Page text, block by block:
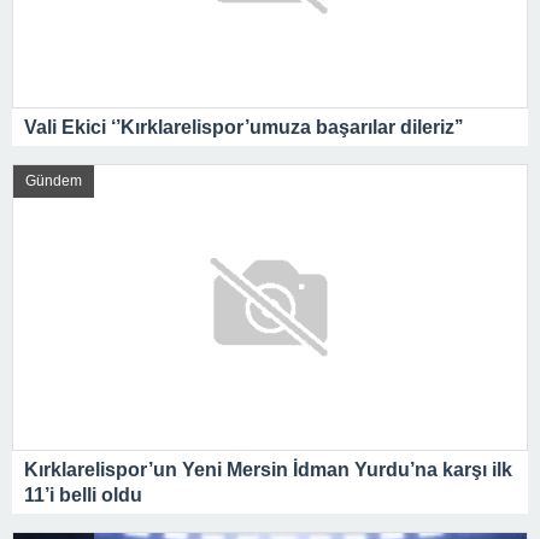
Vali Ekici ‘’Kırklarelispor’umuza başarılar dileriz’’
Gündem
Kırklarelispor’un Yeni Mersin İdman Yurdu’na karşı ilk
11’i belli oldu